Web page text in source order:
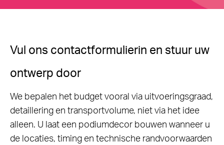
Vul ons contactformulierin en stuur uw
ontwerp door
We bepalen het budget vooral via uitvoeringsgraad,
detaillering en transportvolume, niet via het idee
alleen. U laat een podiumdecor bouwen wanneer u
de locaties, timing en technische randvoorwaarden